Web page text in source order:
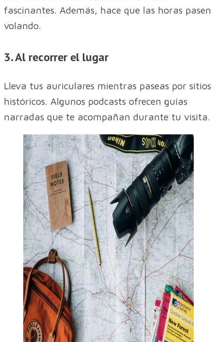
fascinantes. Además, hace que las horas pasen
volando.
3. Al recorrer el lugar
Lleva tus auriculares mientras paseas por sitios
históricos. Algunos podcasts ofrecen guías
narradas que te acompañan durante tu visita.